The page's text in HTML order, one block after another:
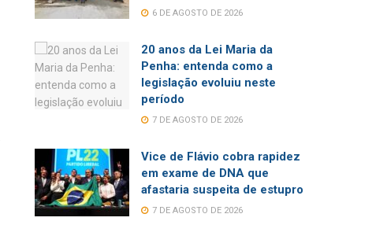
6 DE AGOSTO DE 2026
20 anos da Lei Maria da
Penha: entenda como a
legislação evoluiu neste
período
7 DE AGOSTO DE 2026
Vice de Flávio cobra rapidez
em exame de DNA que
afastaria suspeita de estupro
7 DE AGOSTO DE 2026